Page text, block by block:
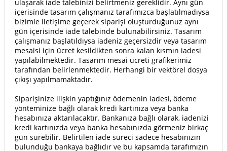
ulaşarak iade talebinizi belirtmeniz gereklidir. Aynı gün
içerisinde tasarım çalışmanız tarafımızca başlatılmadıysa
bizimle iletişime geçerek siparişi oluşturduğunuz aynı
gün içerisinde iade talebinde bulunabilirsiniz. Tasarım
çalışmanız başlatıldıysa iadeniz geçersizdir veya tasarım
mesaisi için ücret kesildikten sonra kalan kısmın iadesi
yapılabilmektedir. Tasarım mesai ücreti grafikerimiz
tarafından belirlenmektedir. Herhangi bir vektörel dosya
çıkışı yapılmamaktadır.
Siparişinize ilişkin yaptığınız ödemenin iadesi, ödeme
yönteminize bağlı olarak kredi kartınıza veya banka
hesabınıza aktarılacaktır. Bankanıza bağlı olarak, iadenizi
kredi kartınızda veya banka hesabınızda görmeniz birkaç
gün sürebilir. Belirtilen iade süreci sadece hesabınızın
bulunduğu bankaya bağlıdır ve bu kapsamda tarafımızın